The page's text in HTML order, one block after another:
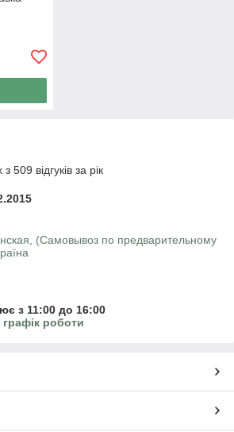
509 відгуків за рік
(Самовывоз по предварительному
з 11:00 до 16:00
роботи